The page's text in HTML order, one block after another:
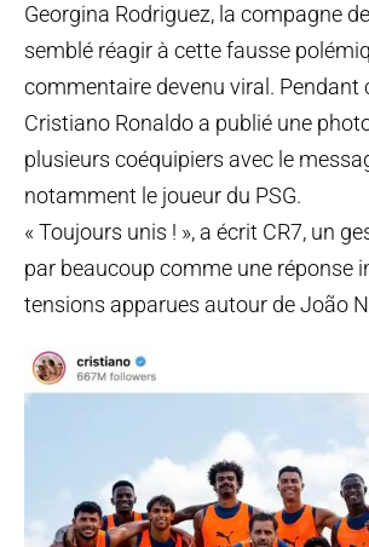
Georgina Rodriguez, la compagne
semblé réagir à cette fausse
commentaire devenu viral. Pendant
Cristiano Ronaldo a publié une
plusieurs coéquipiers avec le
notamment le joueur du PSG.
« Toujours unis ! », a écrit CR7, un
par beaucoup comme une réponse
tensions apparues autour de João